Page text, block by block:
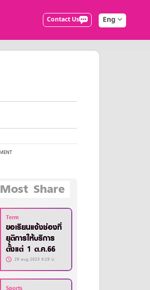
Contact Us Eng
Most Share
Term
ขอเรียนแจ้งช่องที่
ยุติการให้บริการ
ตั้งแต่ 1 ต.ค.66
29 aug 2023 9:29 น.
Sports